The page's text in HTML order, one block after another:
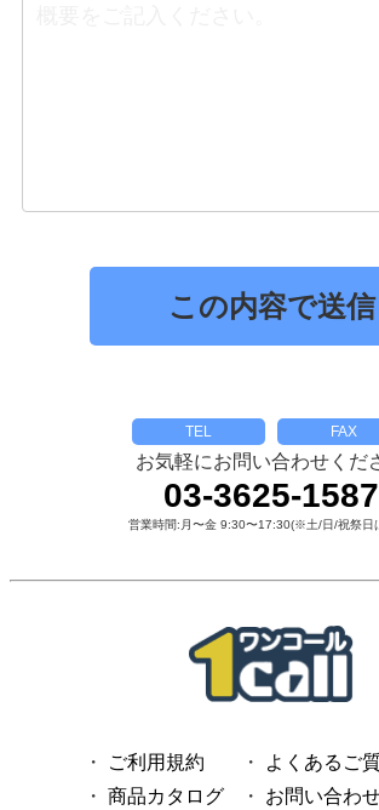
ご利用規約
商品カタログ
よくあるご
お問い合わ
TEL FAX
お気軽にお問い合わせくだ
03-3625-1587
営業時間:月〜金 9:30〜17:30(※土/日/祝祭日